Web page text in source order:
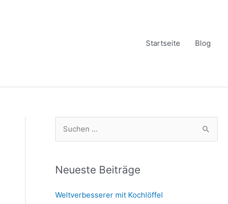
Startseite Blog
h
n
Neueste Beiträge
Weltverbesserer mit Kochlöffel